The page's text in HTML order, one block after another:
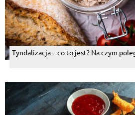
Tyndalizacja – co to jest? Na czym